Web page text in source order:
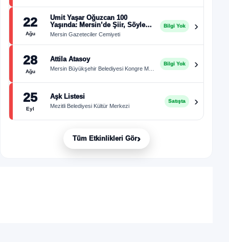
22
Ağu
Ümit Yaşar Oğuzcan 100
Yaşında: Mersin’de Şiir, Söyleşi
ve Müzik Buluşması
Mersin Gazeteciler Cemiyeti
Bilgi Yok ›
28
Ağu
Attila Atasoy
Bilgi Yok ›
25
Eyl
Aşk Listesi
Mezitli Belediyesi Kültür Merkezi
Satışta ›
Tüm Etkinlikleri Gör›